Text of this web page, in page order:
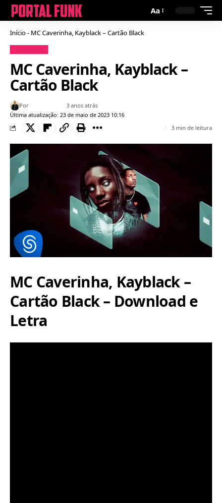
Aa
Início- MC Caverinha, Kayblack – Cartão Black
MC Caverinha, Kayblack –
Cartão Black
Última atualização: 23 de maio de 2023 10:16
Por Bruno Gabriel3 anos atrás
3 min de leitura
MC Caverinha, Kayblack –
Cartão Black – Download e
Letra